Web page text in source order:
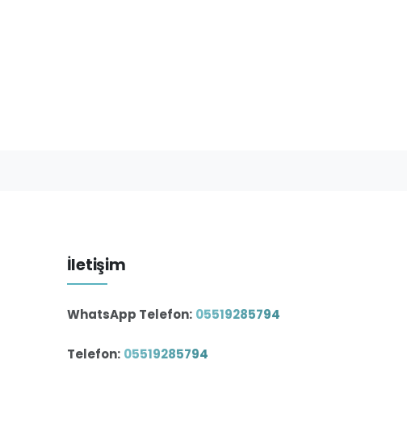
İletişim
WhatsApp Telefon: 05519285794
Telefon: 05519285794